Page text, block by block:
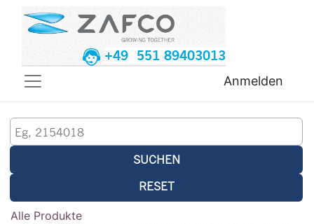
+49 551 89403013
Anmelden
SUCHEN
RESET
Alle Produkte